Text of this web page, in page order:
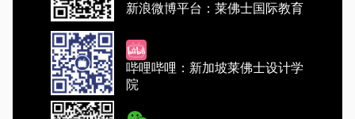
新浪微博平台：莱佛士国际教育
哔哩哔哩：新加坡莱佛士设计学
院